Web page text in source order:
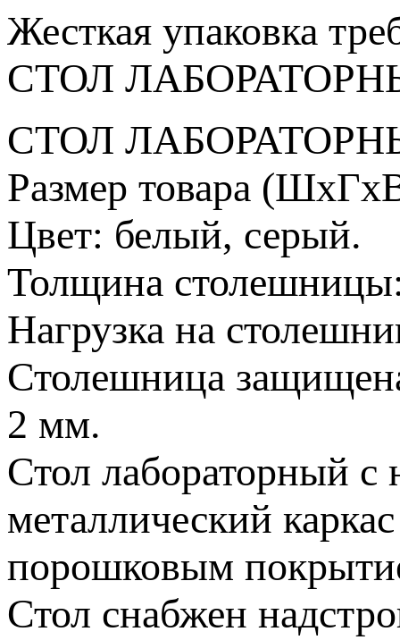
Жесткая упаковка
СТОЛ
СТОЛ
Размер товара
Цвет: белый, серый.
Толщина
Нагрузка на
Столешница
2 мм.
Стол лабораторный
металлический
порошковым
Стол снабжен